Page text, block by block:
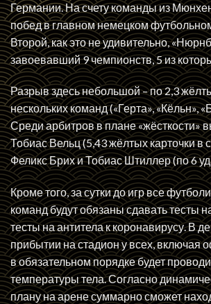
Германии. На счету команды из
побед в главном немецком
Второй, как это не удивительно,
завоевавший 9 чемпионств, 5 из
Разрыв здесь небольшой – по 2,3
нескольких команд («Герта», «Кёльн»,
Среди арбитров в плане «жёсткости»
Тобиас Вельц (5,43 жёлтых карточки в
Феликс Брих и Тобиас Штиллер (по 6
Кроме того, за сутки до игр все
команд будут обязаны сдавать тесты
тесты на антитела к коронавирусу. В
прибытии на стадион у всех, включая
в обязательном порядке будет
температуры тела. Согласно
плану на арене суммарно сможет